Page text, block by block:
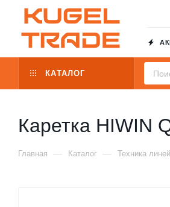
КАТАЛОГ
Каретка HIWIN
Главная — Каталог — Техника